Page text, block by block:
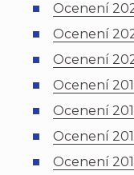
Ocenení
Ocenení
Ocenení
Ocenení
Ocenení
Ocenení
Ocenení